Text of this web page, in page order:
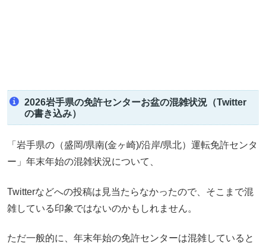
2026岩手県の免許センターお盆の混雑状況（Twitter
の書き込み）
「岩手県の（盛岡/県南(金ヶ崎)/沿岸/県北）運転免許センタ
ー」年末年始の混雑状況について、
Twitterなどへの投稿は見当たらなかったので、そこまで混
雑している印象ではないのかもしれません。
ただ一般的に、年末年始の免許センターは混雑していると